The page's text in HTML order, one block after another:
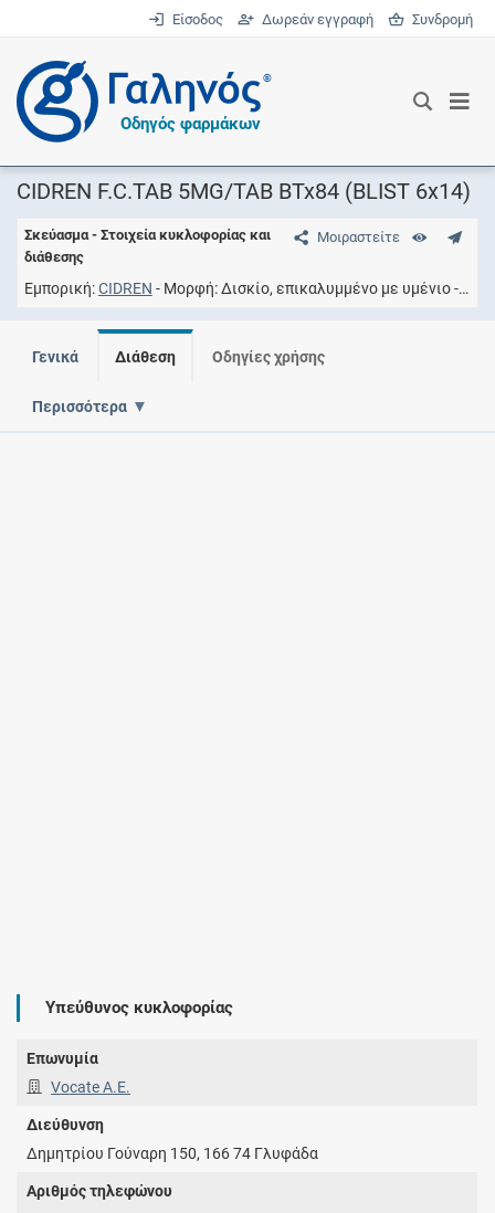
Είσοδος Δωρεάν εγγραφή Συνδρομή
®
Οδηγός φαρμάκων
CIDREN F.C.TAB 5MG/TAB BTx84 (BLIST 6x14)
Μοιραστείτε
Σκεύασμα - Στοιχεία κυκλοφορίας και
διάθεσης
Εμπορική CIDREN Μορφή Δισκίο, επικαλυμμένο με υμένιο
Γενικά Διάθεση Οδηγίες χρήσης
Περισσότερα
Υπεύθυνος κυκλοφορίας
Επωνυμία
Vocate Α.Ε.
Διεύθυνση
Δημητρίου Γούναρη 150, 166 74 Γλυφάδα
Αριθμός τηλεφώνου